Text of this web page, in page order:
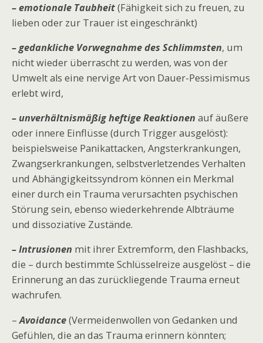
– emotionale Taubheit(Fähigkeit sich zu freuen, zu
lieben oder zur Trauer ist eingeschränkt)
– gedankliche Vorwegnahme des Schlimmsten, um
nicht wieder überrascht zu werden, was von der
Umwelt als eine nervige Art von Dauer-Pessimismus
erlebt wird,
– unverhältnismäßig heftige Reaktionen auf äußere
oder innere Einflüsse (durch Trigger ausgelöst):
beispielsweise Panikattacken, Angsterkrankungen,
Zwangserkrankungen, selbstverletzendes Verhalten
und Abhängigkeitssyndrom können ein Merkmal
einer durch ein Trauma verursachten psychischen
Störung sein, ebenso wiederkehrende Albträume
und dissoziative Zustände.
– Intrusionen mit ihrer Extremform, den Flashbacks,
die – durch bestimmte Schlüsselreize ausgelöst – die
Erinnerung an das zurückliegende Trauma erneut
wachrufen.
–Avoidance(Vermeidenwollen von Gedanken und
Gefühlen, die an das Trauma erinnern könnten;